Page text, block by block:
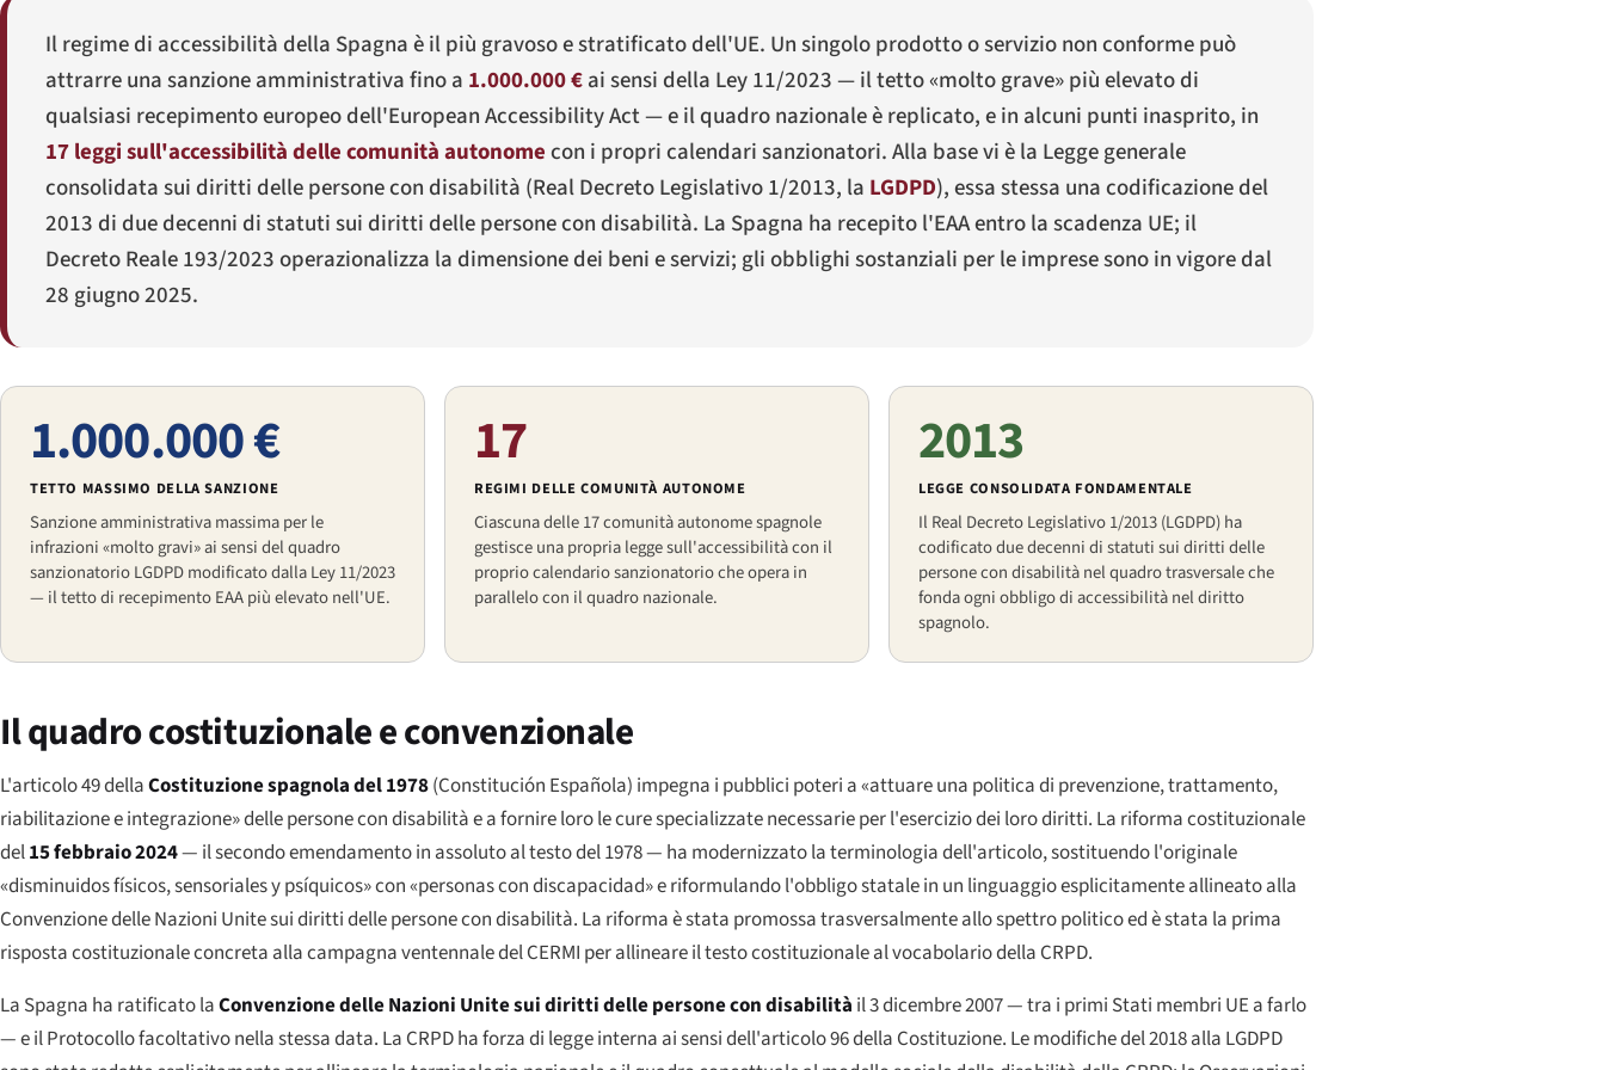
Il regime di accessibilità della Spagna è il più gravoso e stratificato dell'UE. Un singolo prodotto o servizio non conforme può
attrarre una sanzione amministrativa fino a 1.000.000 €ai sensi della Ley 11/2023 — il tetto «molto grave» più elevato di
qualsiasi recepimento europeo dell'European Accessibility Act — e il quadro nazionale è replicato, e in alcuni punti inasprito, in
17 leggi sull'accessibilità delle comunità autonomecon i propri calendari sanzionatori. Alla base vi è la Legge generale
consolidata sui diritti delle persone con disabilità (Real Decreto Legislativo 1/2013, la LGDPD), essa stessa una codificazione del
2013 di due decenni di statuti sui diritti delle persone con disabilità. La Spagna ha recepito l'EAA entro la scadenza UE; il
Decreto Reale 193/2023 operazionalizza la dimensione dei beni e servizi; gli obblighi sostanziali per le imprese sono in vigore dal
28 giugno 2025.
1.000.000 €
TETTO MASSIMO DELLA SANZIONE
Sanzione amministrativa massima per le
infrazioni «molto gravi» ai sensi del quadro
sanzionatorio LGDPD modificato dalla Ley 11/2023
— il tetto di recepimento EAA più elevato nell'UE.
17
REGIMI DELLE COMUNITÀ AUTONOME
Ciascuna delle 17 comunità autonome spagnole
gestisce una propria legge sull'accessibilità con il
proprio calendario sanzionatorio che opera in
parallelo con il quadro nazionale.
2013
LEGGE CONSOLIDATA FONDAMENTALE
Il Real Decreto Legislativo 1/2013 (LGDPD) ha
codificato due decenni di statuti sui diritti delle
persone con disabilità nel quadro trasversale che
fonda ogni obbligo di accessibilità nel diritto
spagnolo.
Il quadro costituzionale e convenzionale
L'articolo 49 dellaCostituzione spagnola del 1978(Constitución Española) impegna i pubblici poteri a «attuare una politica di prevenzione, trattamento,
riabilitazione e integrazione» delle persone con disabilità e a fornire loro le cure specializzate necessarie per l'esercizio dei loro diritti. La riforma costituzionale
del15 febbraio 2024— il secondo emendamento in assoluto al testo del 1978 — ha modernizzato la terminologia dell'articolo, sostituendo l'originale
«disminuidos físicos, sensoriales y psíquicos» con «personas con discapacidad» e riformulando l'obbligo statale in un linguaggio esplicitamente allineato alla
Convenzione delle Nazioni Unite sui diritti delle persone con disabilità. La riforma è stata promossa trasversalmente allo spettro politico ed è stata la prima
risposta costituzionale concreta alla campagna ventennale del CERMI per allineare il testo costituzionale al vocabolario della CRPD.
La Spagna ha ratificato laConvenzione delle Nazioni Unite sui diritti delle persone con disabilità il 3 dicembre 2007 — tra i primi Stati membri UE a farlo
— e il Protocollo facoltativo nella stessa data. La CRPD ha forza di legge interna ai sensi dell'articolo 96 della Costituzione. Le modifiche del 2018 alla LGDPD